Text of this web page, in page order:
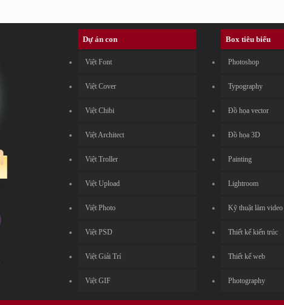
Dự án con
Việt Font
Việt Cover
Việt Chibi
Việt Architect
Việt Troller
Việt Upload
Việt Photo
Việt PSD
Việt Giải Trí
Việt GIF
Box tiêu biểu
Photoshop
Typography
Đồ họa vector
Đồ họa 3D
Painting
Lightroom
Kỹ thuật làm video
Thiết kế kiến trúc
Thiết kế web
Photography